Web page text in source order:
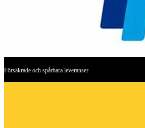
Försäkrade och spårbara leveranser